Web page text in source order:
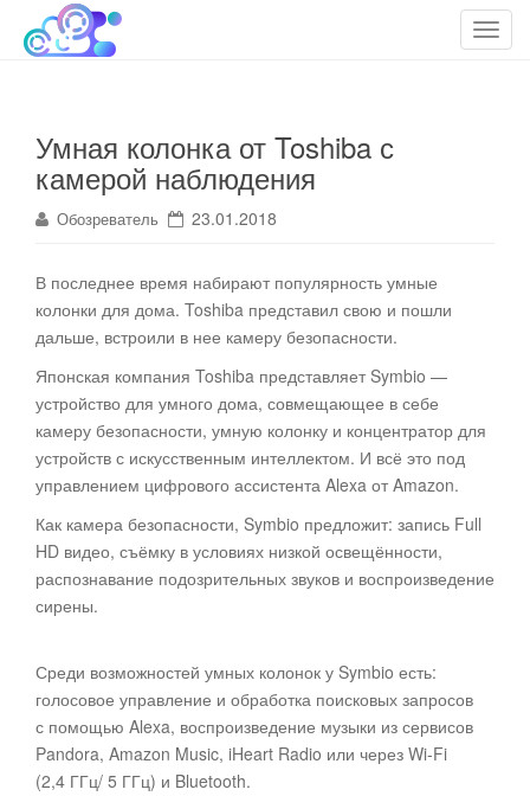
T
Облако технологий
cloudteh.ru
Умная колонка от Toshiba с
камерой наблюдения
Обозреватель 23.01.2018
В последнее время набирают популярность умные
колонки для дома. Toshiba представил свою и пошли
дальше, встроили в нее камеру безопасности.
Японская компания Toshiba представляет Symbio —
устройство для умного дома, совмещающее в себе
камеру безопасности, умную колонку и концентратор для
устройств с искусственным интеллектом. И всё это под
управлением цифрового ассистента Alexa от Amazon.
Как камера безопасности, Symbio предложит: запись Full
HD видео, съёмку в условиях низкой освещённости,
распознавание подозрительных звуков и воспроизведение
сирены.
Среди возможностей умных колонок у Symbio есть:
голосовое управление и обработка поисковых запросов
с помощью Alexa, воспроизведение музыки из сервисов
Pandora, Amazon Music, iHeart Radio или через Wi-Fi
(2,4 ГГц/ 5 ГГц) и Bluetooth.